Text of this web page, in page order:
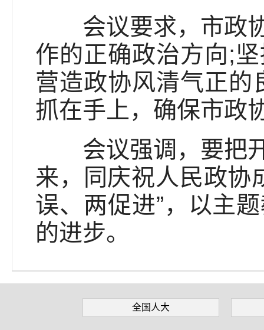
会议要求，市政协
作的正确政治方向;
营造政协风清气正的
抓在手上，确保市政
会议强调，要把开
来，同庆祝人民政协
误、两促进”，以主
的进步。
全国人大